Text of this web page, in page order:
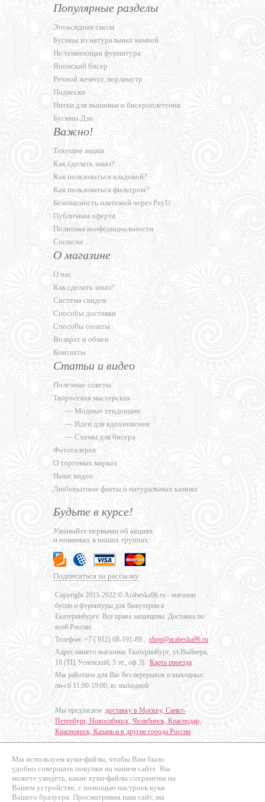
Мы используем куки-файлы, чтобы Вам было
удобно совершать покупки на нашем сайте. Вы
можете увидеть, какие куки-файлы сохранены на
Вашем устройстве, с помощью настроек куки
Вашего бразуера. Просматривая наш сайт, вы
Популярные разделы
Эпоксидная смола
Бусины из натуральных камней
Не темнеющая фурнитура
Японский бисер
Речной жемчуг, перламутр
Подвески
Нитки для вышивки и бисероплетения
Бусины Дзи
Важно!
Текущие акции
Как сделать заказ?
Как пользоваться кладовой?
Как пользоваться фильтром?
Безопасность платежей через PayU
Публичная оферта
Политика конфедициальности
Согласие
О магазине
О нас
Как сделать заказ?
Система скидок
Способы доставки
Способы оплаты
Возврат и обмен
Контакты
Статьи и видео
Полезные советы
Творческая мастерская
— Модные тенденции
— Идеи для вдохновения
— Схемы для бисера
Фотогалерея
О торговых марках
Наше видео
Любопытные факты о натуральных камнях
Будьте в курсе!
Узнавайте первыми об акциях
и новинках в наших группах:
Подписаться на рассылку
Copyright 2013-2022 © Arabeska96.ru - магазин
бусин и фурнитуры для бижутерии в
Екатеринбурге. Все права защищены. Доставка по
всей России.
Телефон: +7 ( 912) 68-191-89 , shop@arabeska96.ru
Адрес нашего магазина: Екатеринбург, ул.Выйнера,
10 (ТЦ Успенский, 5 эт., оф.3). Карта проезда
Мы работаем для Вас без перерывов и выходных:
пн-сб 11:00-19:00, вс выходной
Мы предлагаем доставку в Москву, Санкт-
Петербург, Новосибирск, Челябинск, Краснодар,
Красноярск, Казань и в другие города России .
Дизайн - Наталья Мальцева
Продвижение сайтов
Промо Эксперт